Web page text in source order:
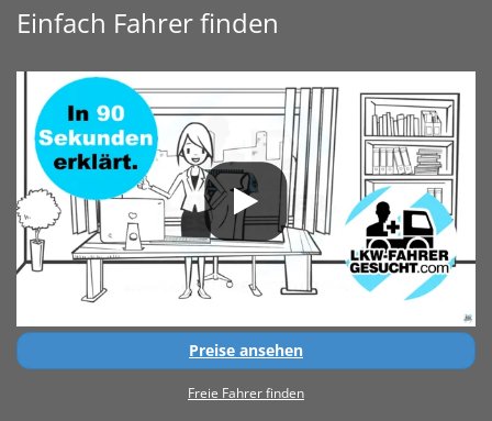
Einfach Fahrer finden
Preise ansehen
Freie Fahrer finden